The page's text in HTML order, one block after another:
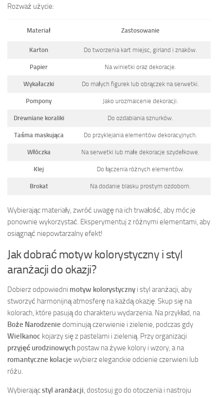
Rozważ użycie:
Materiał Zastosowanie
Karton Do tworzenia kart miejsc, girland i znaków.
Papier Na winietki oraz dekoracje.
Wykałaczki Do małych figurek lub obrączek na serwetki.
Pompony Jako urozmaicenie dekoracji.
Drewniane koraliki Do ozdabiania sznurków.
Taśma maskująca Do przyklejania elementów dekoracyjnych.
Włóczka Na serwetki lub małe dekoracje szydełkowe.
Klej Do łączenia różnych elementów.
Brokat Na dodanie blasku prostym ozdobom.
Wybierając materiały, zwróć uwagę na ich trwałość, aby móc je
ponownie wykorzystać. Eksperymentuj z różnymi elementami, aby
osiągnąć niepowtarzalny efekt!
Jak dobrać motyw kolorystyczny i styl
aranżacji do okazji?
Dobierz odpowiedni motyw kolorystyczny i styl aranżacji, aby
stworzyć harmonijną atmosferę na każdą okazję. Skup się na
kolorach, które pasują do charakteru wydarzenia. Na przykład, na
Boże Narodzenie dominują czerwienie i zielenie, podczas gdy
Wielkanoc kojarzy się z pastelami i zielenią. Przy organizacji
przyjęć urodzinowych postaw na żywe kolory i wzory, a na
romantyczne kolacje wybierz eleganckie odcienie czerwieni lub
różu.
Wybierającstyl aranżacji, dostosuj go do otoczenia i nastroju